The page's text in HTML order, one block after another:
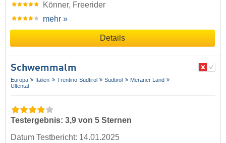
Könner, Freerider
mehr »
Details
Schwemmalm
Europa Italien Trentino-Südtirol Südtirol
Meraner Land
Ultental
Testergebnis: 3,9 von 5 Sternen
Datum Testbericht: 14.01.2025